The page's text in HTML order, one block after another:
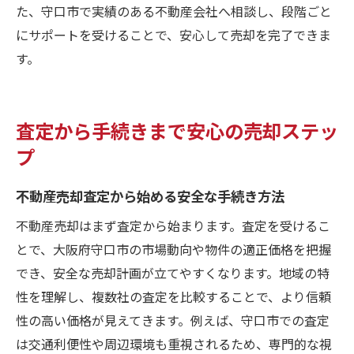
た、守口市で実績のある不動産会社へ相談し、段階ごと
にサポートを受けることで、安心して売却を完了できま
す。
査定から手続きまで安心の売却ステッ
プ
不動産売却査定から始める安全な手続き方法
不動産売却はまず査定から始まります。査定を受けるこ
とで、大阪府守口市の市場動向や物件の適正価格を把握
でき、安全な売却計画が立てやすくなります。地域の特
性を理解し、複数社の査定を比較することで、より信頼
性の高い価格が見えてきます。例えば、守口市での査定
は交通利便性や周辺環境も重視されるため、専門的な視